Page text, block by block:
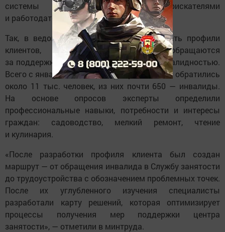
системы взаимодействия с соискателями
и работодателями.
Так, в ведомстве уже начали формировать профили
клиентов, которые чаще всего обращаются
за поддержкой. Это, например, люди с инвалидностью.
Всего с января по июль в службу занятости обратились
около 11 тыс. человек, из них почти 650 — инвалиды.
На основе опросов эксперты определили
профессиональные навыки, потребности и интересы
граждан: садоводство, мелкий ремонт, чтение
и кулинария.
«После разработки профиля клиента был создан
маршрут — от обращения инвалида в Службу занятости
до трудоустройства с обозначением проблемных точек.
После их углубленного изучения специалисты
разработали карту решений, которая оптимизирует
процессы получения мер поддержки центра
занятости», — отметили в минтруда.